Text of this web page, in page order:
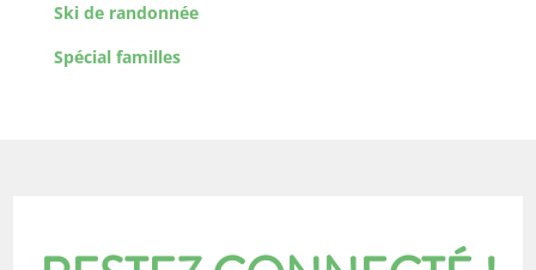
Ski de randonnée
Spécial familles